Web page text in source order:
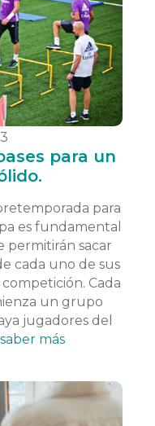
para un
para
es fundamental
permitirán sacar
cada uno de sus
Cada
un grupo
jugadores del
saber más